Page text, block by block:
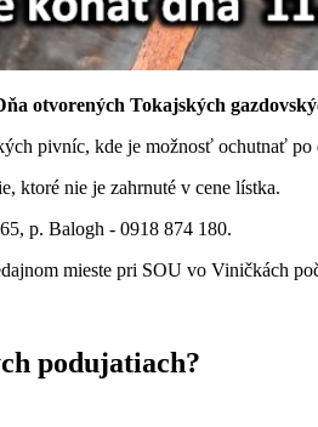
otvorených Tokajských
pivníc, kde je možnosť ochutnať
ktoré nie je zahrnuté v cene lístka.
p. Balogh - 0918 874 180.
mieste pri SOU vo Viničkách
podujatiach?